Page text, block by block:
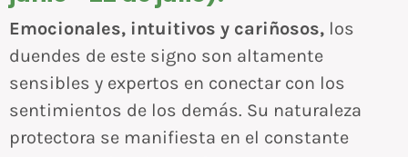
Emocionales, intuitivos y cariñosos, los
duendes de este signo son altamente
sensibles y expertos en conectar con los
sentimientos de los demás. Su naturaleza
protectora se manifiesta en el constante